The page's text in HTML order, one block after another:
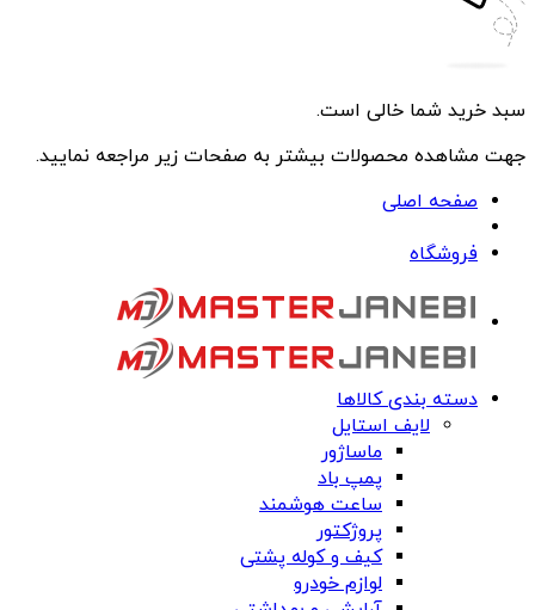
سبد خرید شما خالی است.
جهت مشاهده محصولات بیشتر به صفحات زیر مراجعه نمایید.
صفحه اصلی
فروشگاه
دسته بندی کالاها
لایف استایل
ماساژور
پمپ باد
ساعت هوشمند
پروژکتور
کیف و کوله پشتی
لوازم خودرو